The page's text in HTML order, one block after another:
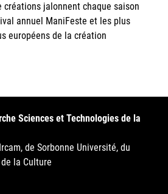
créations jalonnent chaque saison
annuel ManiFeste et les plus
européens de la création
Sciences et Technologies de la
de Sorbonne Université, du
la Culture